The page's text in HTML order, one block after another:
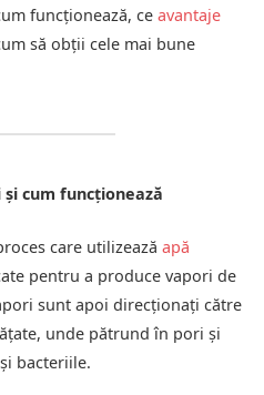
funcționează, ce avantaje
să obții cele mai bune
cum funcționează
care utilizează apă
pentru a produce vapori de
sunt apoi direcționați către
unde pătrund în pori și
bacteriile.